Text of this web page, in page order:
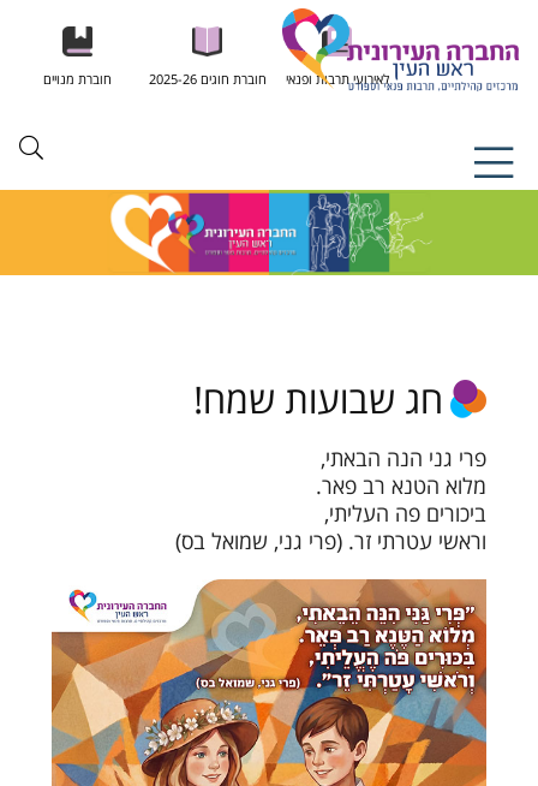
לאירועי תרבות ופנאי חוברת חוגים 2025-26 חוברת מנויים
חג שבועות שמח!
פרי גני הנה הבאתי,
מלוא הטנא רב פאר.
ביכורים פה העליתי,
וראשי עטרתי זר. (פרי גני, שמואל בס)